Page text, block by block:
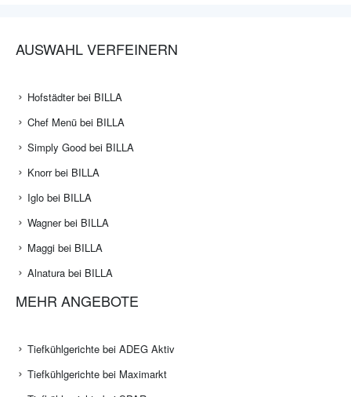
AUSWAHL VERFEINERN
Hofstädter bei BILLA
Chef Menü bei BILLA
Simply Good bei BILLA
Knorr bei BILLA
Iglo bei BILLA
Wagner bei BILLA
Maggi bei BILLA
Alnatura bei BILLA
MEHR ANGEBOTE
Tiefkühlgerichte bei ADEG Aktiv
Tiefkühlgerichte bei Maximarkt